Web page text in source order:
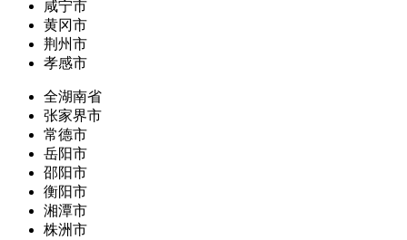
咸宁市
黄冈市
荆州市
孝感市
全湖南省
张家界市
常德市
岳阳市
邵阳市
衡阳市
湘潭市
株洲市